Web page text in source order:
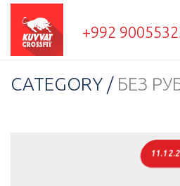
+992
CATEGORY / БЕЗ